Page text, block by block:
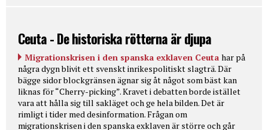
Ceuta - De historiska rötterna är djupa
Migrationskrisen i den spanska exklaven Ceuta har på
några dygn blivit ett svenskt inrikespolitiskt slagträ. Där
bägge sidor blockgränsen ägnar sig åt något som bäst kan
liknas för “Cherry-picking”. Kravet i debatten borde istället
vara att hålla sig till sakläget och ge hela bilden. Det är
rimligt i tider med desinformation. Frågan om
migrationskrisen i den spanska exklaven är större och går